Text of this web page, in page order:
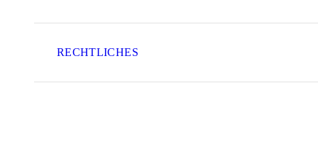
RECHTLICHES